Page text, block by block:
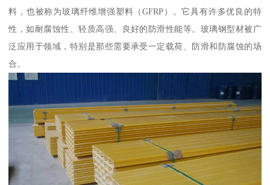
料，也被称为玻璃纤维增强塑料（GFRP）。它具有许多优良的特
性，如耐腐蚀性、轻质高强、良好的防滑性能等。玻璃钢型材被广
泛应用于领域，特别是那些需要承受一定载荷、防滑和防腐蚀的场
合。